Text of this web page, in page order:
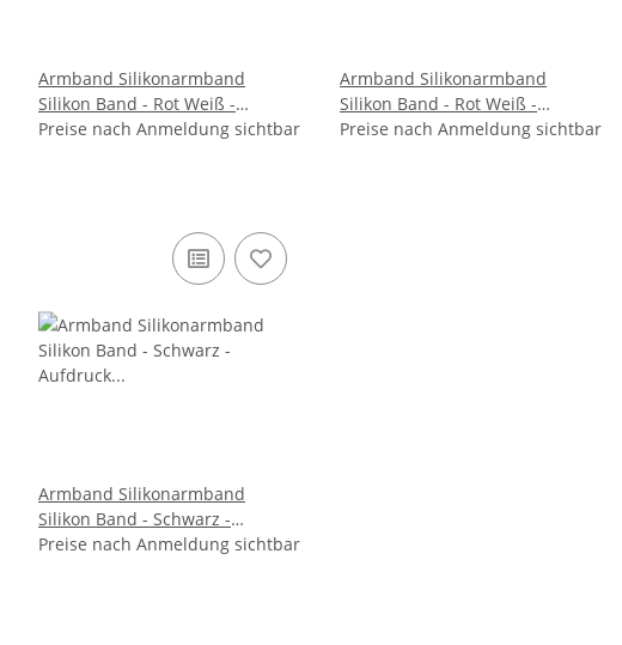
Armband Silikonarmband
Silikon Band - Rot Weiß -
Aufdruck - I Love My Mom
Preise nach Anmeldung sichtbar
Armband Silikonarmband
Silikon Band - Rot Weiß -
Aufdruck - I Love Peace
Preise nach Anmeldung sichtbar
Armband Silikonarmband
Silikon Band - Schwarz -
Aufdruck - Deutschland
Preise nach Anmeldung sichtbar